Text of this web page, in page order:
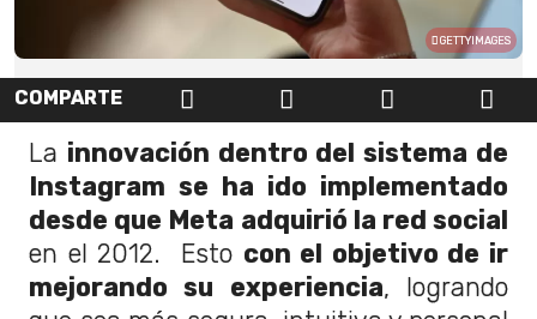
GETTYIMAGES
COMPARTE
La innovación dentro del sistema de
Instagram se ha ido implementado
desde que Meta adquirió la red social
en el 2012. Esto con el objetivo de ir
mejorando su experiencia, logrando